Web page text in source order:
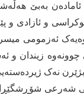
بەبێ
و ئازادی و
ئەزمومی
زیندان و
نەک